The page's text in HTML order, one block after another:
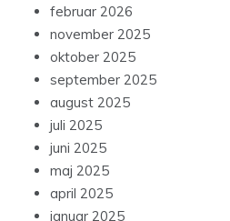
februar 2026
november 2025
oktober 2025
september 2025
august 2025
juli 2025
juni 2025
maj 2025
april 2025
januar 2025